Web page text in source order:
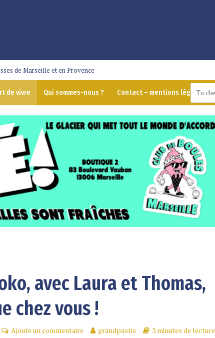
de Marseille et en Provence
de vivre Qui sommes-nous ? Contact – mentions légales
avec Laura et Thomas,
chez vous !
Ajoute un commentaire grandpastis 3 minutes de lecture